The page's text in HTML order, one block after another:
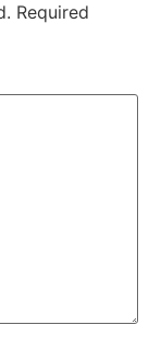
Required